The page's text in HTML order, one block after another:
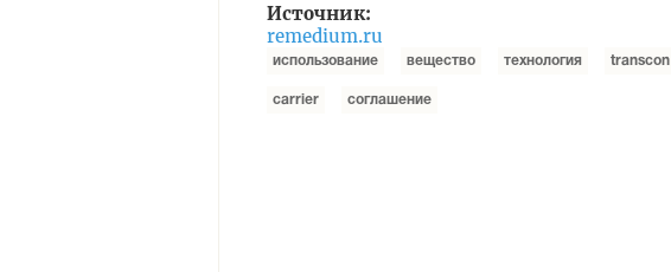
Источник:
remedium.ru
использование вещество технология transcon
carrier соглашение